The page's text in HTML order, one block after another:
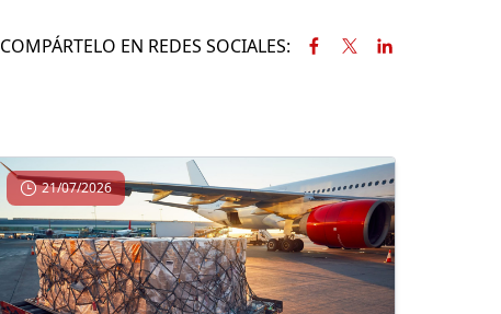
COMPÁRTELO EN REDES SOCIALES:
21/07/2026